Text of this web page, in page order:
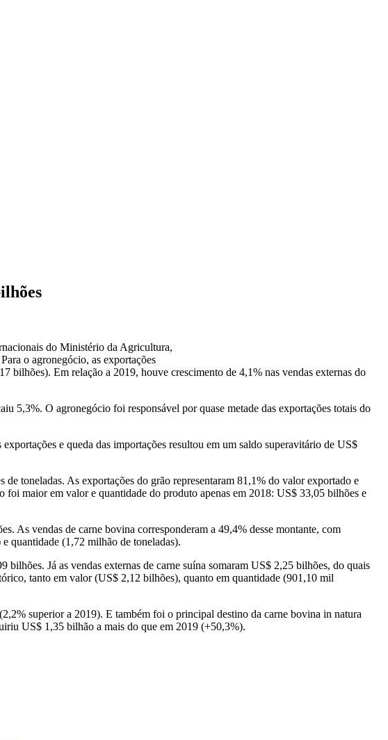
do Ministério da Agricultura,
o agronegócio, as exportações
bilhões). Em relação a 2019, houve crescimento de 4,1% nas vendas externas do
5,3%. O agronegócio foi responsável por quase metade das exportações totais do
e queda das importações resultou em um saldo superavitário de US$
toneladas. As exportações do grão representaram 81,1% do valor exportado e
maior em valor e quantidade do produto apenas em 2018: US$ 33,05 bilhões e
As vendas de carne bovina corresponderam a 49,4% desse montante, com
quantidade (1,72 milhão de toneladas).
Já as vendas externas de carne suína somaram US$ 2,25 bilhões, do quais
tanto em valor (US$ 2,12 bilhões), quanto em quantidade (901,10 mil
superior a 2019). E também foi o principal destino da carne bovina in natura
US$ 1,35 bilhão a mais do que em 2019 (+50,3%).